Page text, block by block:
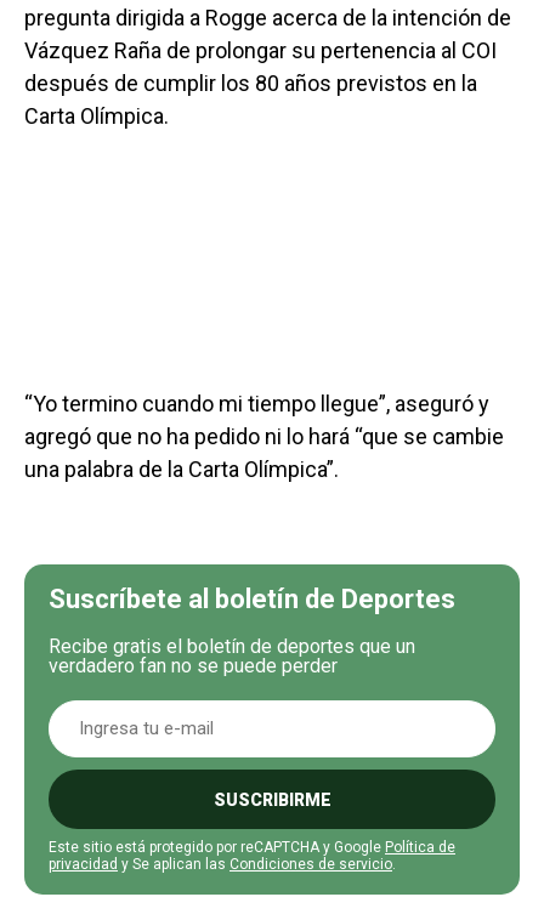
pregunta dirigida a Rogge acerca de la intención de
Vázquez Raña de prolongar su pertenencia al COI
después de cumplir los 80 años previstos en la
Carta Olímpica.
“Yo termino cuando mi tiempo llegue”, aseguró y
agregó que no ha pedido ni lo hará “que se cambie
una palabra de la Carta Olímpica”.
Suscríbete al boletín de Deportes
Recibe gratis el boletín de deportes que un
verdadero fan no se puede perder
SUSCRIBIRME
Este sitio está protegido por reCAPTCHA y Google Política de
privacidad y Se aplican las Condiciones de servicio.